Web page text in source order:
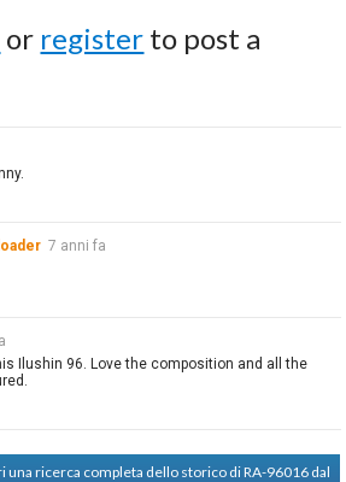
or register to post a
7 anni fa
Ilushin 96. Love the composition and all the
una ricerca completa dello storico di RA-96016 dal